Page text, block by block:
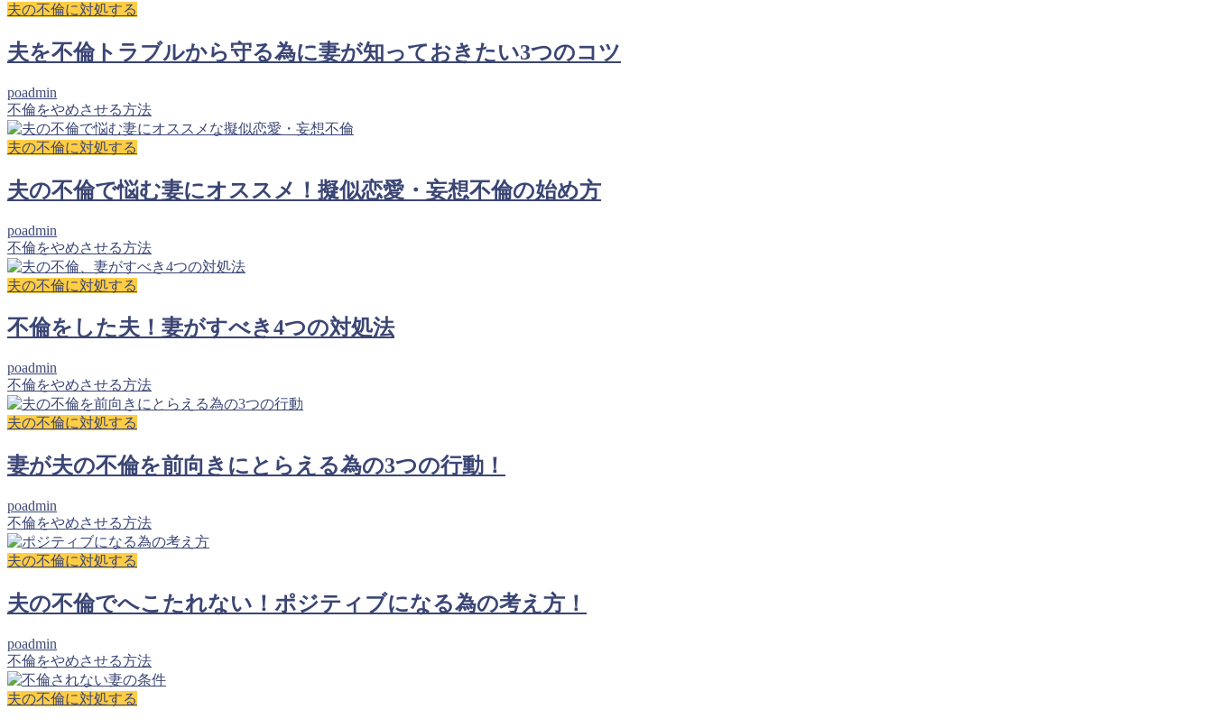
夫の不倫に対処する
夫を不倫トラブルから守る為に妻が知っておきたい3つのコツ
poadmin
不倫をやめさせる方法
夫の不倫に対処する
夫の不倫で悩む妻にオススメ！擬似恋愛・妄想不倫の始め方
poadmin
不倫をやめさせる方法
夫の不倫に対処する
不倫をした夫！妻がすべき4つの対処法
poadmin
不倫をやめさせる方法
夫の不倫に対処する
妻が夫の不倫を前向きにとらえる為の3つの行動！
poadmin
不倫をやめさせる方法
夫の不倫に対処する
夫の不倫でへこたれない！ポジティブになる為の考え方！
poadmin
不倫をやめさせる方法
夫の不倫に対処する